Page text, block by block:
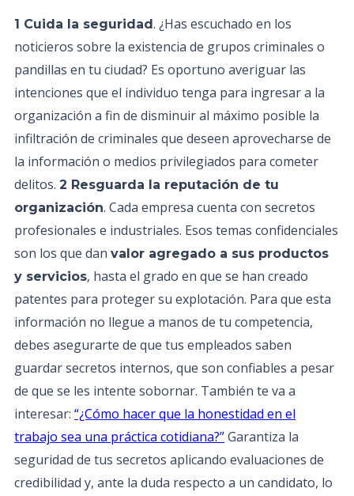
1 Cuida la seguridad. ¿Has escuchado en los
noticieros sobre la existencia de grupos criminales o
pandillas en tu ciudad? Es oportuno averiguar las
intenciones que el individuo tenga para ingresar a la
organización a fin de disminuir al máximo posible la
infiltración de criminales que deseen aprovecharse de
la información o medios privilegiados para cometer
delitos. 2 Resguarda la reputación de tu
organización. Cada empresa cuenta con secretos
profesionales e industriales. Esos temas confidenciales
son los que dan valor agregado a sus productos
y servicios, hasta el grado en que se han creado
patentes para proteger su explotación. Para que esta
información no llegue a manos de tu competencia,
debes asegurarte de que tus empleados saben
guardar secretos internos, que son confiables a pesar
de que se les intente sobornar. También te va a
interesar: “¿Cómo hacer que la honestidad en el
trabajo sea una práctica cotidiana?”Garantiza la
seguridad de tus secretos aplicando evaluaciones de
credibilidad y, ante la duda respecto a un candidato, lo